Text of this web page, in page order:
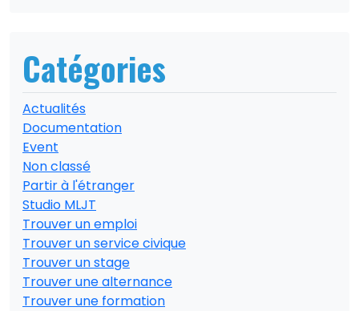
Catégories
Actualités
Documentation
Event
Non classé
Partir à l'étranger
Studio MLJT
Trouver un emploi
Trouver un service civique
Trouver un stage
Trouver une alternance
Trouver une formation